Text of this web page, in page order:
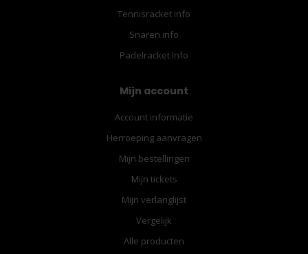
Tennisracket info
Snaren info
Padelracket Info
Mijn account
Account informatie
Herroeping aanvragen
Mijn bestellingen
Mijn tickets
Mijn verlanglijst
Vergelijk
Alle producten